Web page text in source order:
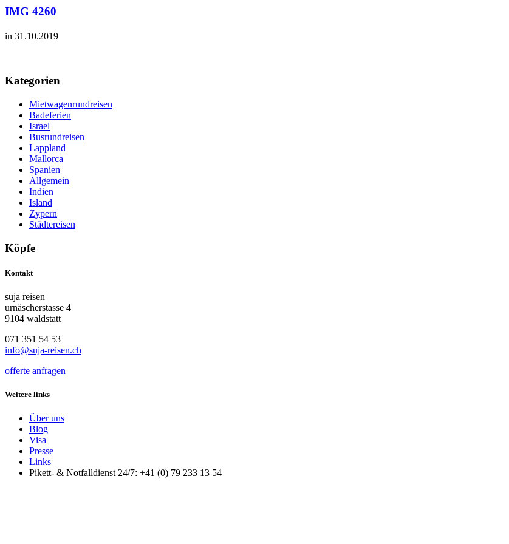
IMG 4260
in 31.10.2019
Kategorien
Mietwagenrundreisen
Badeferien
Israel
Busrundreisen
Lappland
Mallorca
Spanien
Allgemein
Indien
Island
Zypern
Städtereisen
Köpfe
Kontakt
suja reisen
urnäscherstasse 4
9104 waldstatt
071 351 54 53
info@suja-reisen.ch
offerte anfragen
Weitere links
Über uns
Blog
Visa
Presse
Links
Pikett- & Notfalldienst 24/7: +41 (0) 79 233 13 54